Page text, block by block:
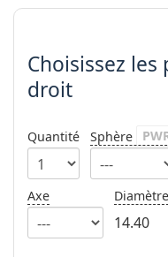
Toutes les marques
Prada
Toutes les marques
Choisissez les
Choisissez
droit
Quantité Sphère
Axe Diamètre
14.40